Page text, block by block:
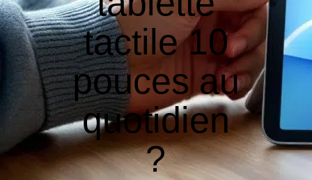
tactile 10
pouces au
quotidien
?